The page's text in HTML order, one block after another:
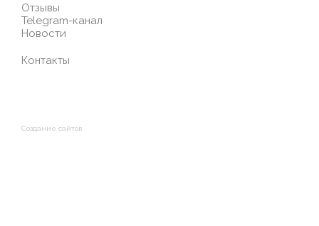
Отзывы
Telegram-канал
Новости
Контакты
Создание сайтов